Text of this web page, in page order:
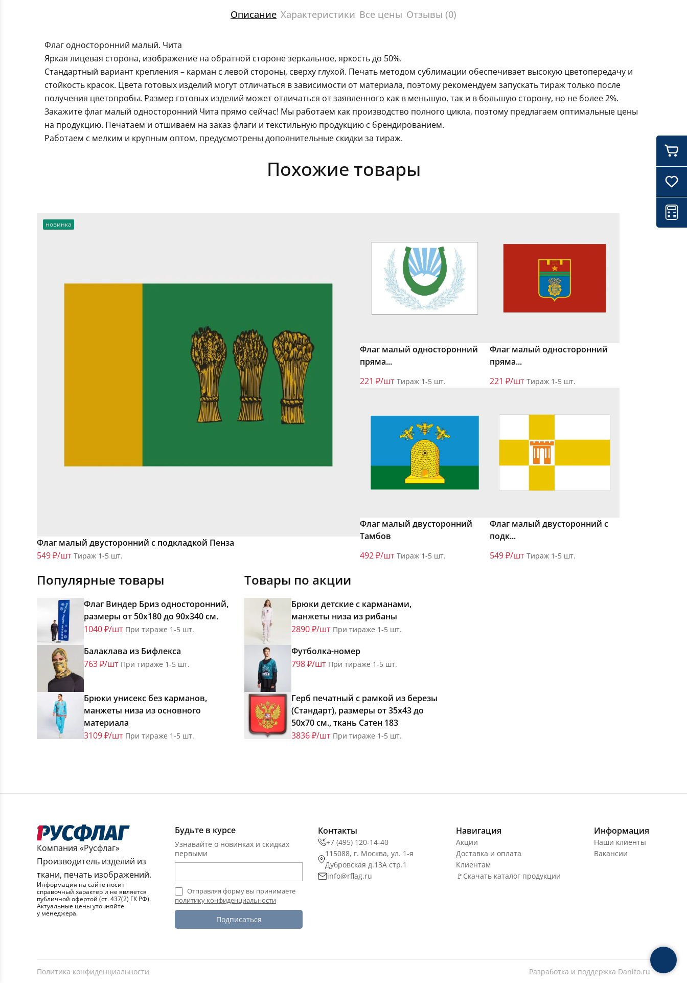
Описание Характеристики Все цены Отзывы (0)
Флаг односторонний малый. Чита
Яркая лицевая сторона, изображение на обратной стороне зеркальное, яркость до 50%.
Стандартный вариант крепления – карман с левой стороны, сверху глухой. Печать методом сублимации обеспечивает высокую цветопередачу и
стойкость красок. Цвета готовых изделий могут отличаться в зависимости от материала, поэтому рекомендуем запускать тираж только после
получения цветопробы. Размер готовых изделий может отличаться от заявленного как в меньшую, так и в большую сторону, но не более 2%.
Закажите флаг малый односторонний Чита прямо сейчас! Мы работаем как производство полного цикла, поэтому предлагаем оптимальные цены
на продукцию. Печатаем и отшиваем на заказ флаги и текстильную продукцию с брендированием.
Работаем с мелким и крупным оптом, предусмотрены дополнительные скидки за тираж.
Похожие товары
новинка
Флаг малый двусторонний с подкладкой Пенза
549 ₽/шт Тираж 1-5 шт.
Флаг малый односторонний
пряма...
221 ₽/шт Тираж 1-5 шт.
Флаг малый односторонний
пряма...
221 ₽/шт Тираж 1-5 шт.
Флаг малый двусторонний
Тамбов
492 ₽/шт Тираж 1-5 шт.
Флаг малый двусторонний с
подк...
549 ₽/шт Тираж 1-5 шт.
Популярные товары
Флаг Виндер Бриз односторонний,
размеры от 50х180 до 90х340 см.
1040 ₽/шт При тираже 1-5 шт.
Балаклава из Бифлекса
763 ₽/шт При тираже 1-5 шт.
Брюки унисекс без карманов,
манжеты низа из основного
материала
3109 ₽/шт При тираже 1-5 шт.
Товары по акции
Брюки детские с карманами,
манжеты низа из рибаны
2890 ₽/шт При тираже 1-5 шт.
Футболка-номер
798 ₽/шт При тираже 1-5 шт.
Герб печатный с рамкой из березы
(Стандарт), размеры от 35х43 до
50х70 см., ткань Сатен 183
3836 ₽/шт При тираже 1-5 шт.
Компания «Русфлаг»
Производитель изделий из
ткани, печать изображений.
Информация на сайте носит
справочный характер и не является
публичной офертой (ст. 437(2) ГК РФ).
Актуальные цены уточняйте
у менеджера.
Будьте в курсе
Узнавайте о новинках и скидках
первыми
Отправляя форму вы принимаете
политику конфиденциальности
Подписаться
Контакты
+7 (495) 120-14-40
115088, г. Москва, ул. 1-я
Дубровская д.13А стр.1
info@rflag.ru
Навигация
Акции
Доставка и оплата
Клиентам
🚩Скачать каталог продукции
Информация
Наши клиенты
Вакансии
Политика конфиденциальности Разработка и поддержка Danifo.ru